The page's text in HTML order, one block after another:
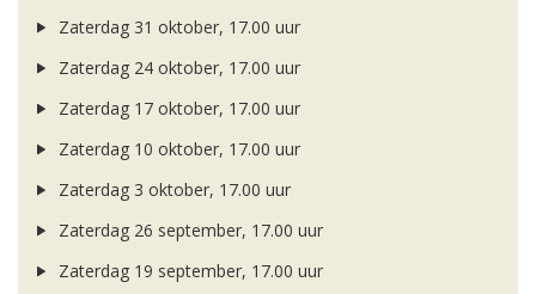
Zaterdag 31 oktober, 17.00 uur
Zaterdag 24 oktober, 17.00 uur
Zaterdag 17 oktober, 17.00 uur
Zaterdag 10 oktober, 17.00 uur
Zaterdag 3 oktober, 17.00 uur
Zaterdag 26 september, 17.00 uur
Zaterdag 19 september, 17.00 uur